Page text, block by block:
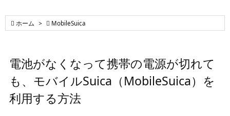
 ホーム >  MobileSuica
電池がなくなって携帯の電源が切れて
も、モバイルSuica（MobileSuica）を
利用する方法